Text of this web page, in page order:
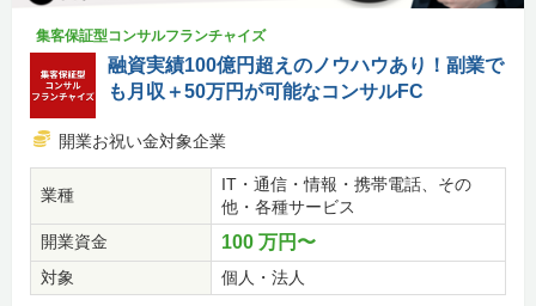
集客保証型コンサルフランチャイズ
融資実績100億円超えのノウハウあり！副業で
も月収＋50万円が可能なコンサルFC
開業お祝い金対象企業
業種
IT・通信・情報・携帯電話、その
他・各種サービス
開業資金
100 万円〜
対象 個人・法人